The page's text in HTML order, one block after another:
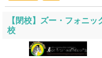
【閉校】ズー・フォニ
校